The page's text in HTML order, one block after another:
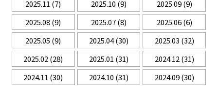
2025.11 (7) 2025.10 (9) 2025.09(9)
2025.08(9) 2025.07(8) 2025.06(6)
2025.05 (9) 2025.04(30) 2025.03 (32)
2025.02(28) 2025.01 (31) 2024.12(31)
2024.11 (30) 2024.10 (31) 2024.09(30)